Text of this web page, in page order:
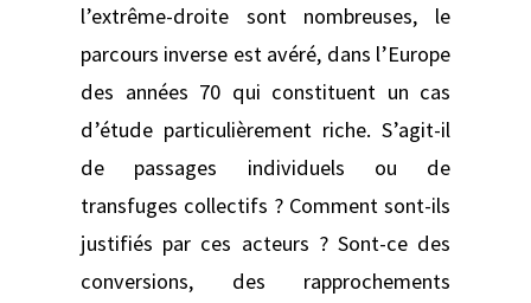
l’extrême-droite sont nombreuses, le
parcours inverse est avéré, dans l’Europe
des années 70 qui constituent un cas
d’étude particulièrement riche. S’agit-il
de passages individuels ou de
transfuges collectifs ? Comment sont-ils
justifiés par ces acteurs ? Sont-ce des
conversions, des rapprochements